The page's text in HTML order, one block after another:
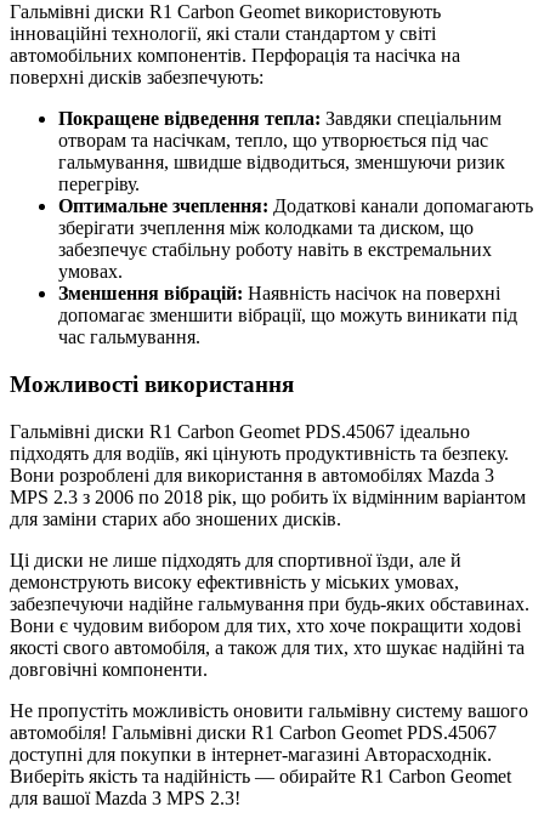
Гальмівні диски R1 Carbon Geomet використовують
інноваційні технології, які стали стандартом у світі
автомобільних компонентів. Перфорація та насічка на
поверхні дисків забезпечують:
Покращене відведення тепла: Завдяки спеціальним
отворам та насічкам, тепло, що утворюється під час
гальмування, швидше відводиться, зменшуючи ризик
перегріву.
Оптимальне зчеплення: Додаткові канали допомагають
зберігати зчеплення між колодками та диском, що
забезпечує стабільну роботу навіть в екстремальних
умовах.
Зменшення вібрацій: Наявність насічок на поверхні
допомагає зменшити вібрації, що можуть виникати під
час гальмування.
Можливості використання
Гальмівні диски R1 Carbon Geomet PDS.45067 ідеально
підходять для водіїв, які цінують продуктивність та безпеку.
Вони розроблені для використання в автомобілях Mazda 3
MPS 2.3 з 2006 по 2018 рік, що робить їх відмінним варіантом
для заміни старих або зношених дисків.
Ці диски не лише підходять для спортивної їзди, але й
демонструють високу ефективність у міських умовах,
забезпечуючи надійне гальмування при будь-яких обставинах.
Вони є чудовим вибором для тих, хто хоче покращити ходові
якості свого автомобіля, а також для тих, хто шукає надійні та
довговічні компоненти.
Не пропустіть можливість оновити гальмівну систему вашого
автомобіля! Гальмівні диски R1 Carbon Geomet PDS.45067
доступні для покупки в інтернет-магазині Авторасходнік.
Виберіть якість та надійність — обирайте R1 Carbon Geomet
для вашої Mazda 3 MPS 2.3!